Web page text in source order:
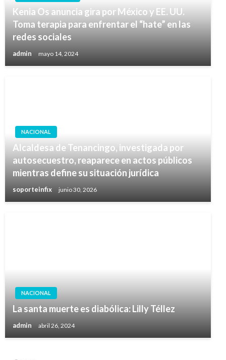
Kenia Os anuncia gira por México y EE. UU.
Toma terapia para enfrentar el “hate” en las
redes sociales
admin mayo 14, 2024
NACIONAL
Alcaldesa de Tenancingo, investigada por
autosecuestro, reaparece en actos públicos
mientras define su situación jurídica
soporteinfix junio 30, 2026
NACIONAL
La santa muerte es diabólica: Lilly Téllez
admin abril 26, 2024